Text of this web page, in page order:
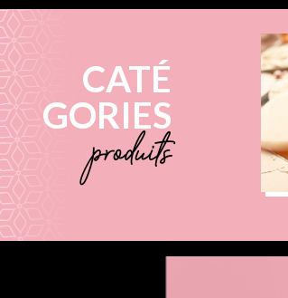
CATÉ
GORIES
produits